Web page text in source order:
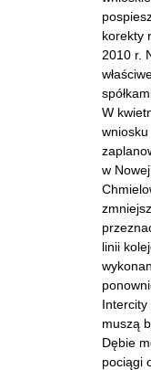
korekty
2010 r.
W
wniosku
w
linii
muszą
Dębie
pociągi